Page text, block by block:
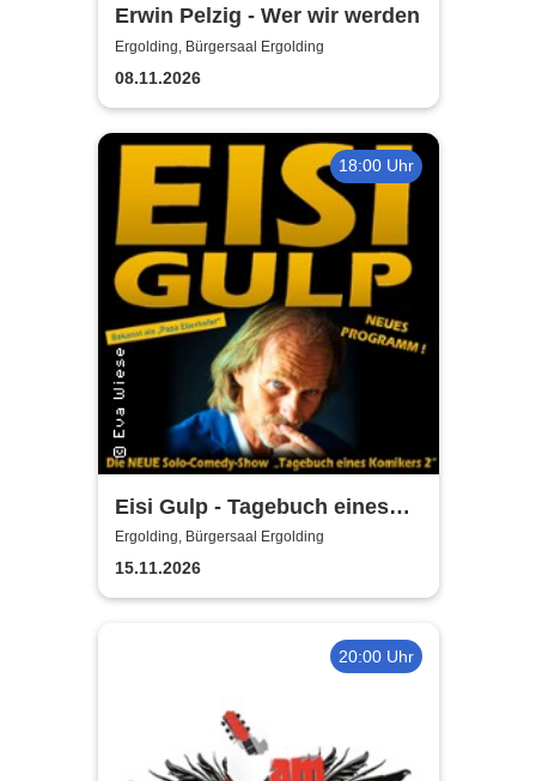
Erwin Pelzig - Wer wir werden
Ergolding, Bürgersaal Ergolding
08.11.2026
18:00 Uhr
Eisi Gulp - Tagebuch eines
Komikers 2 (neues
Programm)
Ergolding, Bürgersaal Ergolding
15.11.2026
20:00 Uhr